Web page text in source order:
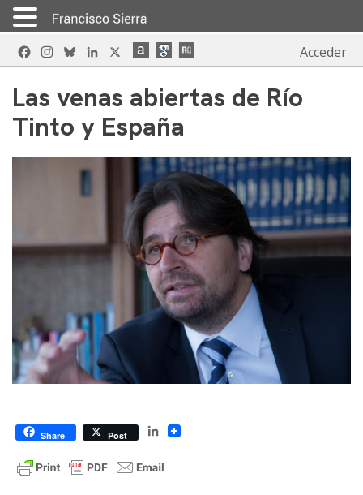
Skip
to
FacebookInstagram
BlueskyLinkedIn Acceder
Las venas abiertas de Río
Tinto y España
Share Post LinkedIn